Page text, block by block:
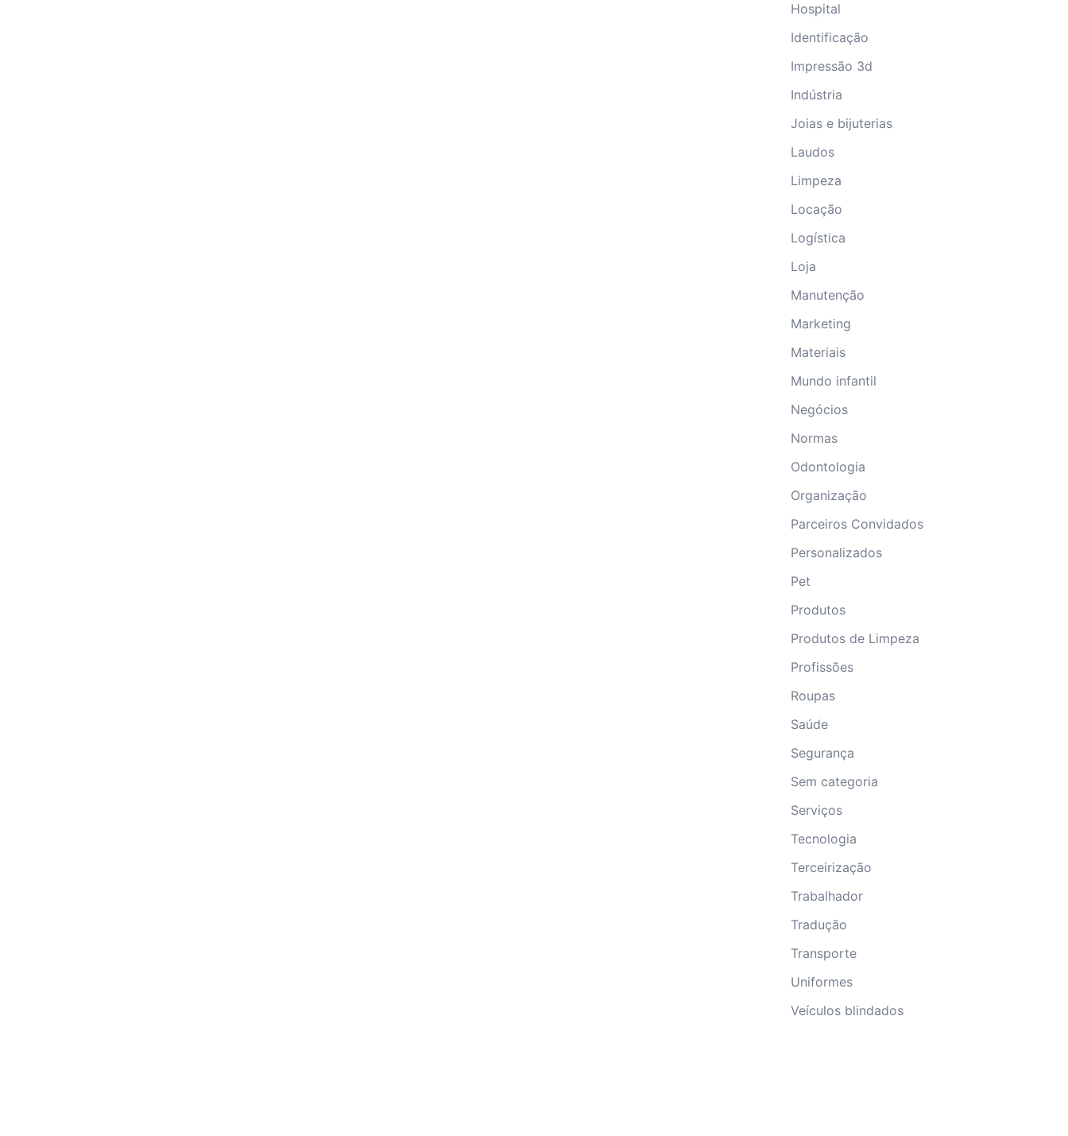
Hospital
Identificação
Impressão 3d
Indústria
Joias e bijuterias
Laudos
Limpeza
Locação
Logística
Loja
Manutenção
Marketing
Materiais
Mundo infantil
Negócios
Normas
Odontologia
Organização
Parceiros Convidados
Personalizados
Pet
Produtos
Produtos de Limpeza
Profissões
Roupas
Saúde
Segurança
Sem categoria
Serviços
Tecnologia
Terceirização
Trabalhador
Tradução
Transporte
Uniformes
Veículos blindados